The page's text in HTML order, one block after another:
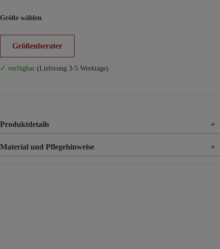
Größe wählen
Größenberater
✓ verfügbar (Lieferung 3-5 Werktage)
Produktdetails +
Material und Pflegehinweise +